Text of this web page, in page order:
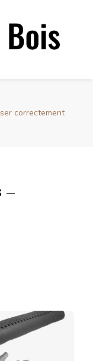
correctement
–